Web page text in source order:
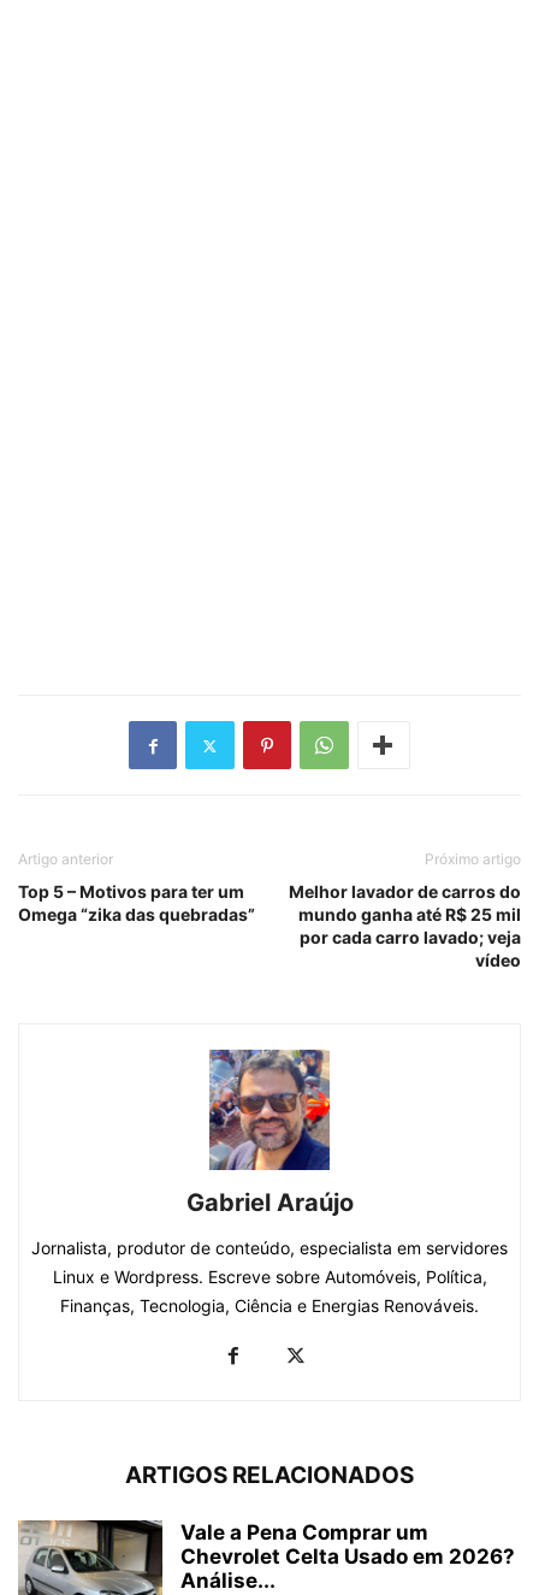
Artigo anterior
Top 5 – Motivos para ter um
Omega “zika das quebradas”
Próximo artigo
Melhor lavador de carros do
mundo ganha até R$ 25 mil
por cada carro lavado; veja
vídeo
Gabriel Araújo
Jornalista, produtor de conteúdo, especialista em servidores
Linux e Wordpress. Escreve sobre Automóveis, Política,
Finanças, Tecnologia, Ciência e Energias Renováveis.
ARTIGOS RELACIONADOS
Vale a Pena Comprar um
Chevrolet Celta Usado em 2026?
Análise...